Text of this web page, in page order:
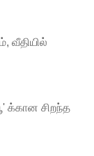
வீதியில்
க்கான சிறந்த